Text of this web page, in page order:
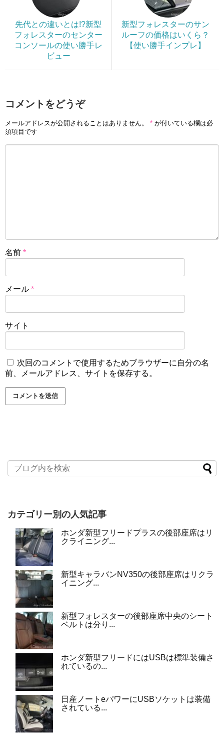
先代との違いとは!?新型
フォレスターのセンター
コンソールの使い勝手レ
ビュー
新型フォレスターのサン
ルーフの価格はいくら？
【使い勝手インプレ】
コメントをどうぞ
メールアドレスが公開されることはありません。 * が付いている欄は必
須項目です
名前 *
メール *
サイト
次回のコメントで使用するためブラウザーに自分の名
前、メールアドレス、サイトを保存する。
カテゴリー別の人気記事
ホンダ新型フリードプラスの後部座席はリ
クライニング...
新型キャラバンNV350の後部座席はリクラ
イニング...
新型フォレスターの後部座席中央のシート
ベルトは分り...
ホンダ新型フリードにはUSBは標準装備さ
れているの...
日産ノートeパワーにUSBソケットは装備
されている...